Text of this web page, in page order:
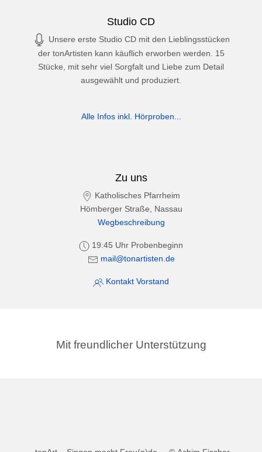
Studio CD
Unsere erste Studio CD mit den Lieblingsstücken
der tonArtisten kann käuflich erworben werden. 15
Stücke, mit sehr viel Sorgfalt und Liebe zum Detail
ausgewählt und produziert.
Alle Infos inkl. Hörproben...
Zu uns
Katholisches Pfarrheim
Hömberger Straße, Nassau
Wegbeschreibung
19:45 Uhr Probenbeginn
mail@tonartisten.de
Kontakt Vorstand
Mit freundlicher Unterstützung